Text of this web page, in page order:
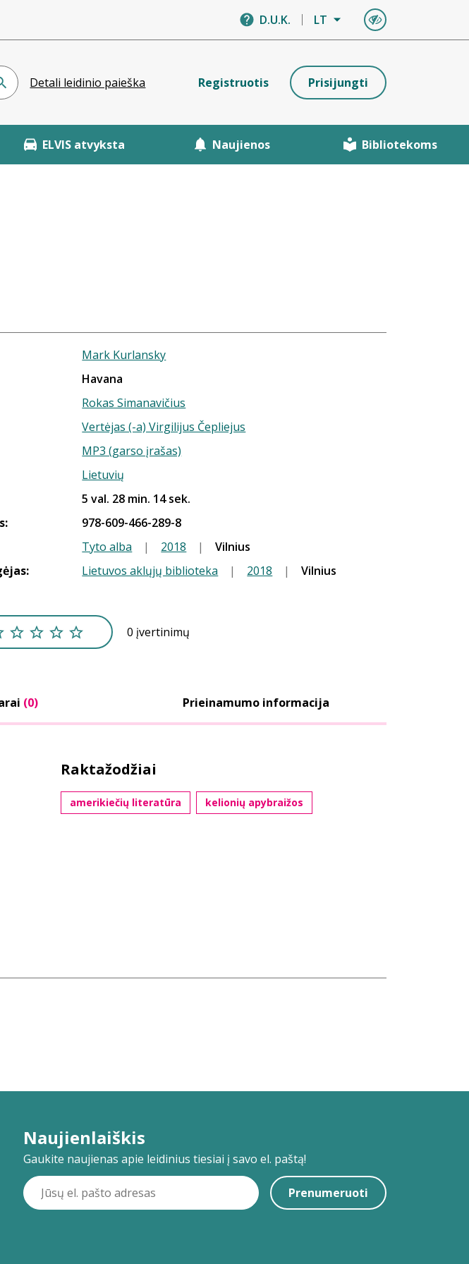
D.U.K. LT
Detali leidinio paieška Registruotis Prisijungti
ELVIS atvyksta Naujienos Bibliotekoms
Mark Kurlansky
Havana
Rokas Simanavičius
Vertėjas (-a) Virgilijus Čepliejus
MP3 (garso įrašas)
Lietuvių
5 val. 28 min. 14 sek.
978-609-466-289-8
Tyto alba | 2018 |
Vilnius
Lietuvos aklųjų biblioteka | 2018 | Vilnius
0 įvertinimų
(0) Prieinamumo informacija
Raktažodžiai
amerikiečių literatūra kelionių apybraižos
Naujienlaiškis
Gaukite naujienas apie leidinius tiesiai į savo el. paštą!
Prenumeruoti